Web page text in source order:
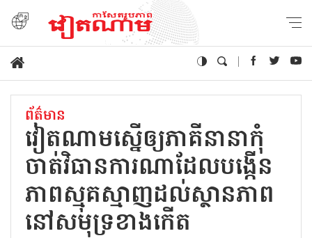
ព័ត៌មាន
វៀតណាមស្នើឲ្យភាគីនានាកុំ
ចាត់វិធានការណាដែលបង្កើន
ភាពស្មុគស្មាញ​ដល់ស្ថានភាព​
នៅសមុទ្រខាងកើត​